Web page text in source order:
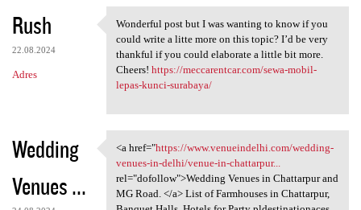
Rush
22.08.2024
Adres
Wonderful post but I was
Wonderful post but I was wanting to know if you
could write a litte more on this topic? I’d be very
thankful if you could elaborate a little bit more.
Cheers! https://meccarentcar.com/sewa-mobil-
lepas-kunci-surabaya/
Wedding
Venues ...
<a href="https://www
<a href="https://www.venueindelhi.com/wedding-
venues-in-delhi/venue-in-chattarpur...
rel="dofollow">Wedding Venues in Chattarpur and
MG Road. </a> List of Farmhouses in Chattarpur,